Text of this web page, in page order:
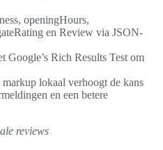
openingHours,
en Review via JSON-
Google’s Rich Results Test om
markup lokaal verhoogt de kans
en een betere
reviews